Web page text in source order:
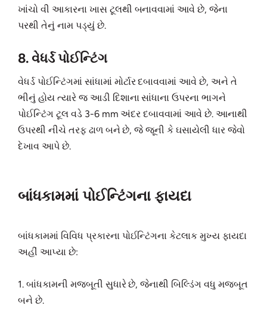
ખાંચો વી આકારના ખાસ ટૂલથી બનાવવામાં આવે છે, જેના
પરથી તેનું નામ પડ્યું છે.
8. વેધર્ડ પોઈન્ટિંગ
વેધર્ડ પોઈન્ટિંગમાં સાંધામાં મોર્ટાર દબાવવામાં આવે છે, અને તે
ભીનું હોય ત્યારે જ આડી દિશાના સાંધાના ઉપરના ભાગને
પોઈન્ટિંગ ટૂલ વડે 3-6 mm અંદર દબાવવામાં આવે છે. આનાથી
ઉપરથી નીચે તરફ ઢાળ બને છે, જે જૂની કે ઘસાયેલી ધાર જેવો
દેખાવ આપે છે.
બાંધકામમાં પોઈન્ટિંગના ફાયદા
બાંધકામમાં વિવિધ પ્રકારના પોઈન્ટિંગના કેટલાક મુખ્ય ફાયદા
અહીં આપ્યા છે:
1. બાંધકામની મજબૂતી સુધારે છે, જેનાથી બિલ્ડિંગ વધુ મજબૂત
બને છે.